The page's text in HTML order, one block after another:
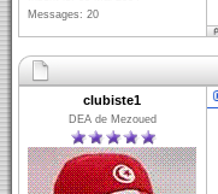
Messages: 20
clubiste1
DEA de Mezoued